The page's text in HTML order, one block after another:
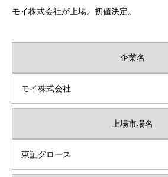
モイ株式会社が上場。初値決定。
企業名
モイ株式会社
上場市場名
東証グロース